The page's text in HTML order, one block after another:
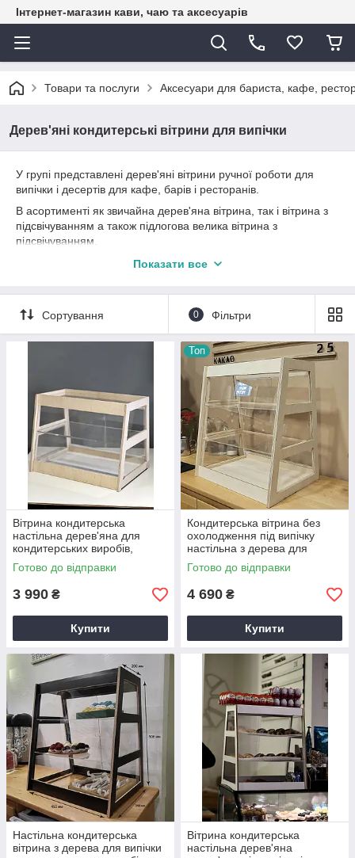
Інтернет-магазин кави, чаю та аксесуарів
Товари та послуги Аксесуари для бариста, кафе,
Дерев'яні кондитерські вітрини для випічки
У групі представлені дерев'яні вітрини ручної роботи для
випічки і десертів для кафе, барів і ресторанів.
В асортименті як звичайна дерев'яна вітрина, так і вітрина з
підсвічуванням а також підлогова велика вітрина з
підсвічуванням.
Вітрина зроблена майстром і є авторським виробом ручної
Показати все
Сортування 0 Фільтри
Вітрина кондитерська
настільна дерев'яна для
кондитерських виробів,
десертів, випічки в кафе
Готово до відправки
3 990 ₴
Купити
Топ
Кондитерська вітрина без
охолодження під випічку
настільна з дерева для
кав'ярні кафе магазину
Готово до відправки
4 690 ₴
Купити
Настільна кондитерська
вітрина з дерева для випічки
Вітрина кондитерська
настільна дерев'яна